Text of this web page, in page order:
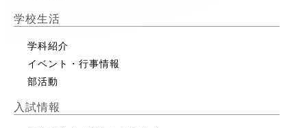
学校生活
学科紹介
イベント・行事情報
部活動
入試情報